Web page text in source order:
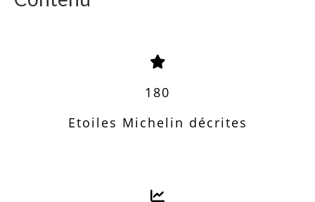
180
Etoiles Michelin décrites